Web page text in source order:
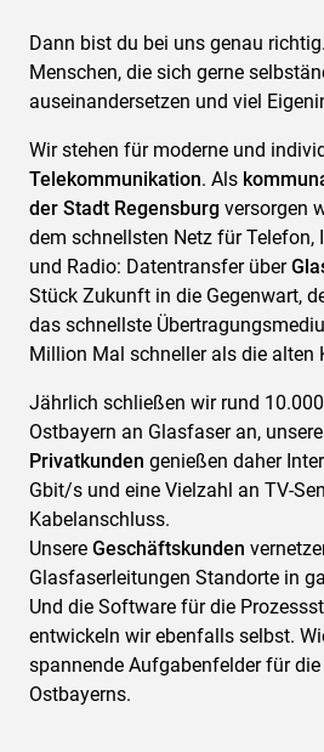
Dann bist du bei uns genau
Menschen, die sich gerne
auseinandersetzen und viel
Wir stehen für moderne und
Telekommunikation. Als
der Stadt Regensburg versorgen
dem schnellsten Netz für Telefon,
und Radio: Datentransfer über
Stück Zukunft in die Gegenwart,
das schnellste
Million Mal schneller als die alten
Jährlich schließen wir rund
Ostbayern an Glasfaser an, unsere
Privatkunden genießen daher
Gbit/s und eine Vielzahl an TV-
Kabelanschluss.
Unsere Geschäftskunden
Glasfaserleitungen Standorte in
Und die Software für die
entwickeln wir ebenfalls selbst.
spannende Aufgabenfelder für
Ostbayerns.